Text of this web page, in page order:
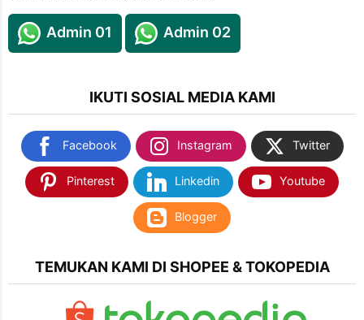
Admin 01 Admin 02
IKUTI SOSIAL MEDIA KAMI
Facebook Instagram Twitter
Pinterest Linkedin Youtube
Blogger
TEMUKAN KAMI DI SHOPEE & TOKOPEDIA